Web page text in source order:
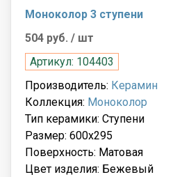
Моноколор 3 ступени
504 руб. / шт
Артикул: 104403
Производитель: Керамин
Коллекция: Моноколор
Тип керамики: Ступени
Размер: 600x295
Поверхность: Матовая
Цвет изделия: Бежевый